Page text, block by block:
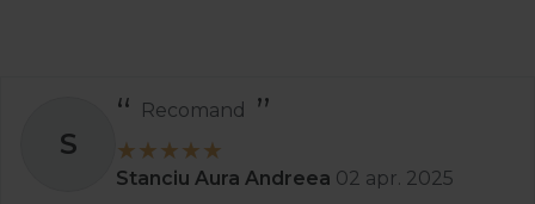
S
Recomand
Stanciu Aura Andreea 02 apr. 2025